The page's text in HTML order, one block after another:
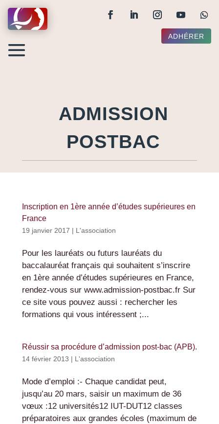
ADHÉRER
ADMISSION
POSTBAC
Inscription en 1ère année d’études supérieures en
France
19 janvier 2017 | L'association
Pour les lauréats ou futurs lauréats du
baccalauréat français qui souhaitent s’inscrire
en 1ère année d’études supérieures en France,
rendez-vous sur www.admission-postbac.fr Sur
ce site vous pouvez aussi : rechercher les
formations qui vous intéressent ;...
Réussir sa procédure d’admission post-bac (APB).
14 février 2013 | L'association
Mode d’emploi :- Chaque candidat peut,
jusqu’au 20 mars, saisir un maximum de 36
vœux :12 universités12 IUT-DUT12 classes
préparatoires aux grandes écoles (maximum de